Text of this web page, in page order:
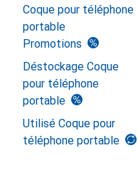
Coque pour téléphone
portable
Promotions
Déstockage Coque
pour téléphone
portable
Utilisé Coque pour
téléphone portable